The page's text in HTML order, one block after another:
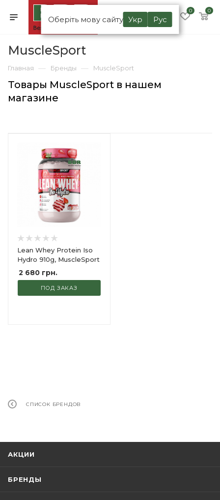
Оберіть мову сайту Укр Рус
0 0
MuscleSport
Главная — Бренды — MuscleSport
Товары MuscleSport в нашем
магазине
Lean Whey Protein Iso
Hydro 910g, MuscleSport
2 680 грн.
ПОД ЗАКАЗ
СПИСОК БРЕНДОВ
АКЦИИ
БРЕНДЫ